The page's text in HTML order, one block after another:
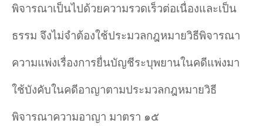
พิจารณาเป็นไปด้วยความรวดเร็วต่อเนื่องและเป็น
ธรรม จึงไม่จำต้องใช้ประมวลกฎหมายวิธีพิจารณา
ความแพ่งเรื่องการยื่นบัญชีระบุพยานในคดีแพ่งมา
ใช้บังคับในคดีอาญาตามประมวลกฎหมายวิธี
พิจารณาความอาญา มาตรา ๑๕